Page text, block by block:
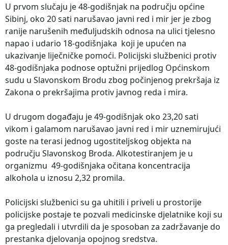
U prvom slučaju je 48-godišnjak na području općine
Sibinj, oko 20 sati narušavao javni red i mir jer je zbog
ranije narušenih međuljudskih odnosa na ulici tjelesno
napao i udario 18-godišnjaka koji je upućen na
ukazivanje liječničke pomoći. Policijski službenici protiv
48-godišnjaka podnose optužni prijedlog Općinskom
sudu u Slavonskom Brodu zbog počinjenog prekršaja iz
Zakona o prekršajima protiv javnog reda i mira.
U drugom događaju je 49-godišnjak oko 23,20 sati
vikom i galamom narušavao javni red i mir uznemirujući
goste na terasi jednog ugostiteljskog objekta na
području Slavonskog Broda. Alkotestiranjem je u
organizmu 49-godišnjaka očitana koncentracija
alkohola u iznosu 2,32 promila.
Policijski službenici su ga uhitili i priveli u prostorije
policijske postaje te pozvali medicinske djelatnike koji su
ga pregledali i utvrdili da je sposoban za zadržavanje do
prestanka djelovanja opojnog sredstva.